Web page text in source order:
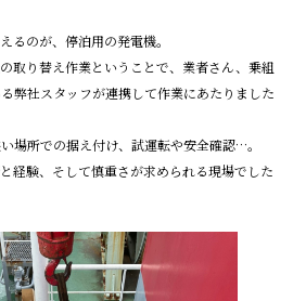
るのが、停泊用の発電機。
取り替え作業ということで、業者さん、乗組
弊社スタッフが連携して作業にあたりました
場所での据え付け、試運転や安全確認…。
経験、そして慎重さが求められる現場でした